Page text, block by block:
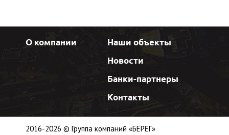
О компании
Наши объекты
Новости
Банки-партнеры
Контакты
2016-2026 © Группа компаний «БЕРЕГ»